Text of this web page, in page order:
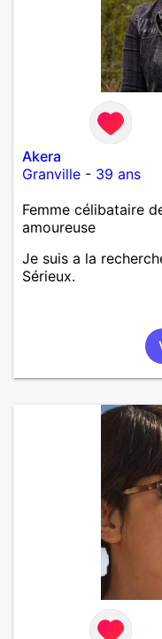
Akera
Granville - 39 ans
Femme célibataire
amoureuse
Je suis a la
Sérieux.